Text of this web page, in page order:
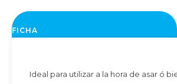
FICHA
Ideal para utilizar a la hora de asar ó